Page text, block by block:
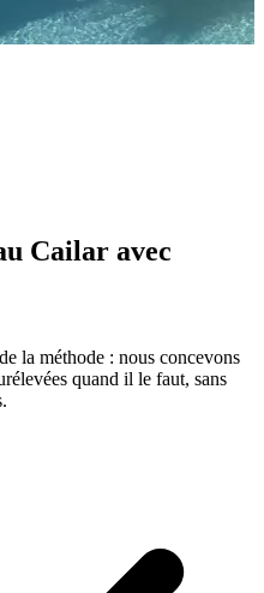
Cailar avec
la méthode : nous concevons
quand il le faut, sans